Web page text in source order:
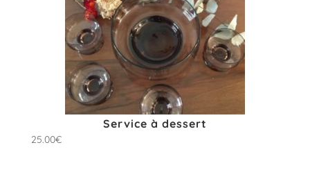
Service à dessert
25.00€